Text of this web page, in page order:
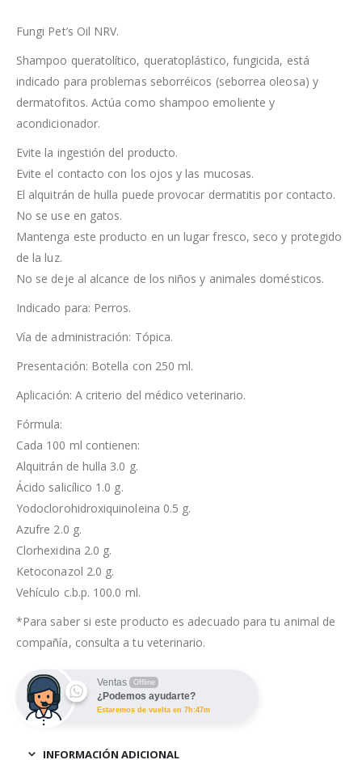
Fungi Pet’s Oil NRV.
Shampoo queratolítico, queratoplástico, fungicida, está
indicado para problemas seborréicos (seborrea oleosa) y
dermatofitos. Actúa como shampoo emoliente y
acondicionador.
Evite la ingestión del producto.
Evite el contacto con los ojos y las mucosas.
El alquitrán de hulla puede provocar dermatitis por contacto.
No se use en gatos.
Mantenga este producto en un lugar fresco, seco y protegido
de la luz.
No se deje al alcance de los niños y animales domésticos.
Indicado para: Perros.
Vía de administración: Tópica.
Presentación: Botella con 250 ml.
Aplicación: A criterio del médico veterinario.
Fórmula:
Cada 100 ml contienen:
Alquitrán de hulla 3.0 g.
Ácido salicílico 1.0 g.
Yodoclorohidroxiquinoleina 0.5 g.
Azufre 2.0 g.
Clorhexidina 2.0 g.
Ketoconazol 2.0 g.
Vehículo c.b.p. 100.0 ml.
*Para saber si este producto es adecuado para tu animal de
compañía, consulta a tu veterinario.
Ventas Offline
¿Podemos ayudarte?
Estaremos de vuelta en 7h:47m
INFORMACIÓN ADICIONAL